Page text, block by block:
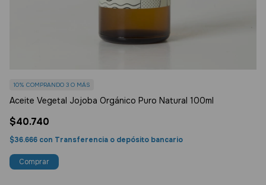
Aceite Vegetal Jojoba Orgánico Puro Natural 100ml
$40.740
10% COMPRANDO 3 O MÁS
$36.666 con Transferencia o depósito bancario